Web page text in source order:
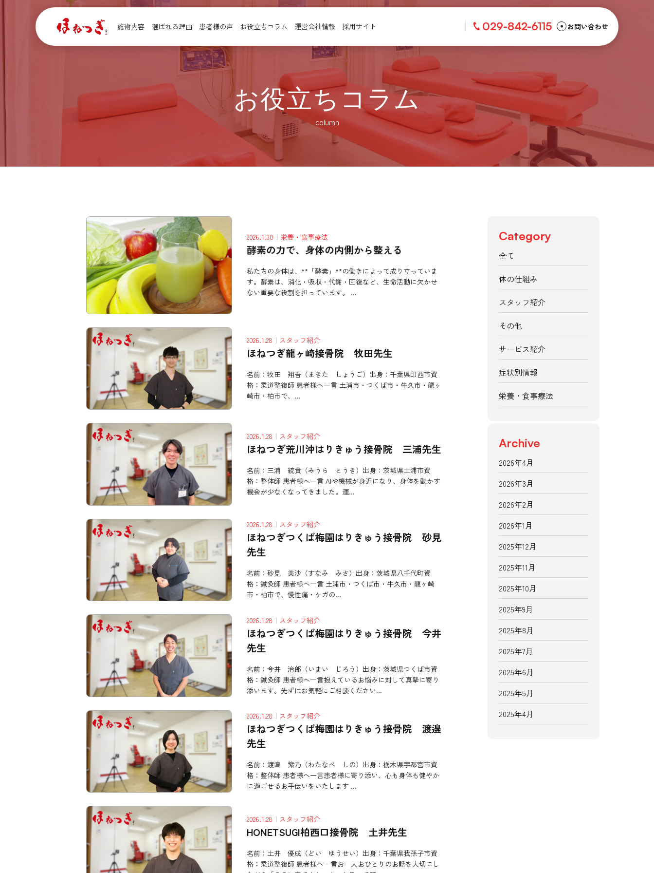
施術内容 選ばれる理由 患者様の声 お役立ちコラム 運営会社情報 採用サイト 029-842-6115 お問い合わせ
お役立ちコラム
column
2026.1.30 ｜栄養・食事療法
酵素の力で、身体の内側から整える
私たちの身体は、**「酵素」**の働きによって成り立っていま
す。酵素は、消化・吸収・代謝・回復など、生命活動に欠かせ
ない重要な役割を担っています。 ...
2026.1.28 ｜スタッフ紹介
ほねつぎ龍ヶ崎接骨院 牧田先生
名前：牧田 翔吾（まきた しょうご）出身：千葉県印西市資
格：柔道整復師 患者様へ一言 土浦市・つくば市・牛久市・龍ヶ
崎市・柏市で、...
2026.1.28 ｜スタッフ紹介
ほねつぎ荒川沖はりきゅう接骨院 三浦先生
名前：三浦 統貴（みうら とうき）出身：茨城県土浦市資
格：整体師 患者様へ一言 AIや機械が身近になり、身体を動かす
機会が少なくなってきました。運...
2026.1.28 ｜スタッフ紹介
ほねつぎつくば梅園はりきゅう接骨院 砂見
先生
名前：砂見 美沙（すなみ みさ）出身：茨城県八千代町資
格：鍼灸師 患者様へ一言 土浦市・つくば市・牛久市・龍ヶ崎
市・柏市で、慢性痛・ケガの...
2026.1.28 ｜スタッフ紹介
ほねつぎつくば梅園はりきゅう接骨院 今井
先生
名前：今井 治郎（いまい じろう）出身：茨城県つくば市資
格：鍼灸師 患者様へ一言抱えているお悩みに対して真摯に寄り
添います。先ずはお気軽にご相談ください...
2026.1.28 ｜スタッフ紹介
ほねつぎつくば梅園はりきゅう接骨院 渡邉
先生
名前：渡邉 紫乃（わたなべ しの）出身：栃木県宇都宮市資
格：整体師 患者様へ一言患者様に寄り添い、心も身体も健やか
に過ごせるお手伝いをいたします ...
2026.1.28 ｜スタッフ紹介
HONETSUGI柏西口接骨院 土井先生
名前：土井 優成（どい ゆうせい）出身：千葉県我孫子市資
格：柔道整復師 患者様へ一言お一人おひとりのお話を大切にし
Category
全て
体の仕組み
スタッフ紹介
その他
サービス紹介
症状別情報
栄養・食事療法
Archive
2026年4月
2026年3月
2026年2月
2026年1月
2025年12月
2025年11月
2025年10月
2025年9月
2025年8月
2025年7月
2025年6月
2025年5月
2025年4月